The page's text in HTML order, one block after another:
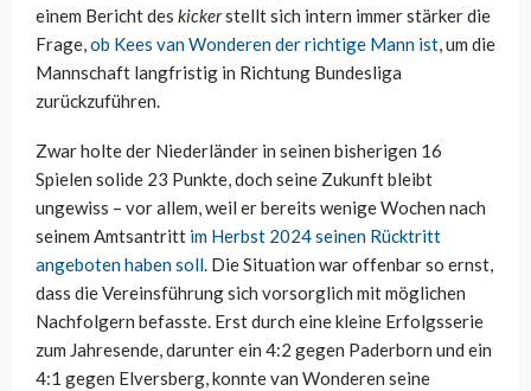
einem Bericht des kickerstellt sich intern immer stärker die
Frage,ob Kees van Wonderen der richtige Mann ist, um die
Mannschaft langfristig in Richtung Bundesliga
zurückzuführen.
Zwar holte der Niederländer in seinen bisherigen 16
Spielen solide 23 Punkte, doch seine Zukunft bleibt
ungewiss – vor allem, weil er bereits wenige Wochen nach
seinem Amtsantritt im Herbst 2024 seinen Rücktritt
angeboten haben soll. Die Situation war offenbar so ernst,
dass die Vereinsführung sich vorsorglich mit möglichen
Nachfolgern befasste. Erst durch eine kleine Erfolgsserie
zum Jahresende, darunter ein 4:2 gegen Paderborn und ein
4:1 gegen Elversberg, konnte van Wonderen seine